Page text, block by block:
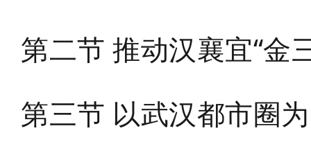
第二节 推动汉襄宜“金
第三节 以武汉都市圈